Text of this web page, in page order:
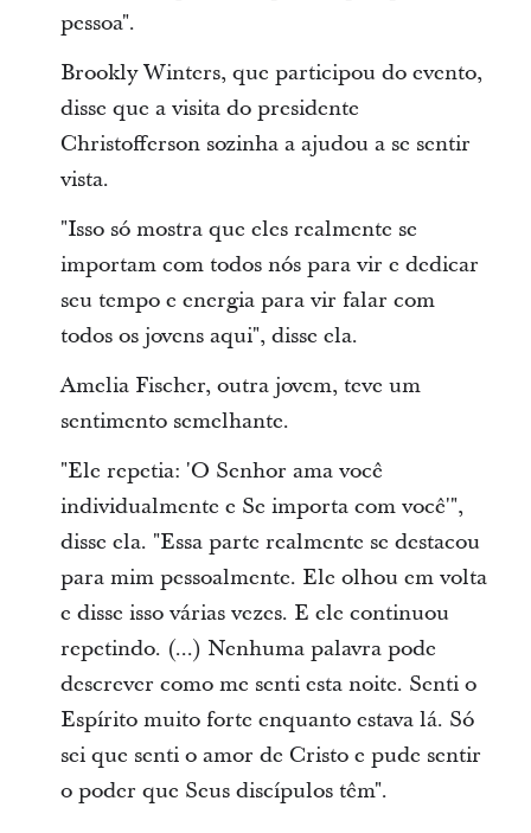
pessoa".
Brookly Winters, que participou do evento,
disse que a visita do presidente
Christofferson sozinha a ajudou a se sentir
vista.
"Isso só mostra que eles realmente se
importam com todos nós para vir e dedicar
seu tempo e energia para vir falar com
todos os jovens aqui", disse ela.
Amelia Fischer, outra jovem, teve um
sentimento semelhante.
"Ele repetia: 'O Senhor ama você
individualmente e Se importa com você'",
disse ela. "Essa parte realmente se destacou
para mim pessoalmente. Ele olhou em volta
e disse isso várias vezes. E ele continuou
repetindo. (...) Nenhuma palavra pode
descrever como me senti esta noite. Senti o
Espírito muito forte enquanto estava lá. Só
sei que senti o amor de Cristo e pude sentir
o poder que Seus discípulos têm".